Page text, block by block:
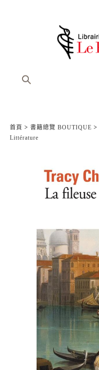
首頁 > 書籍總覽 BOUTIQUE >
Littérature